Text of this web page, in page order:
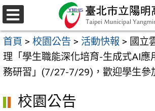
跳
至
主
要
內
區
選
單
首頁 > 校園公告 > 活動快報 > 國立
理「學生職能深化培育-生成式AI應
務研習」(7/27-7/29)，歡迎學生參
校園公告